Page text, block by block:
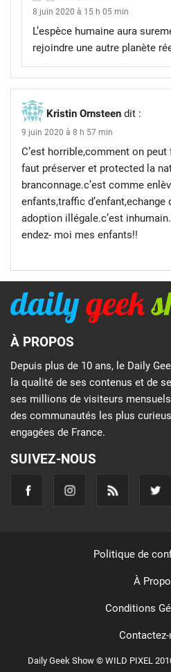
8 juin 2020 à 15 h 05 min
L’espèce humaine aura
rejoindre une autre planète
Kristin Ornsteen dit :
9 juin 2020 à 8 h 57 min
C’est horrible,comment on
faut préserver et protected la
branconnage.c’est comme
enfants,traffic
adoption illégale.c’est
endez- moi mes enfants!!
À PROPOS
Depuis plus de 10 ans, le Daily
la qualité de ses contenus et de
ses millions de visiteurs
des communautés les plus
engagées de France.
SUIVEZ-NOUS
Daily Geek Show © WILD PIXEL
Politique de
À
Conditions